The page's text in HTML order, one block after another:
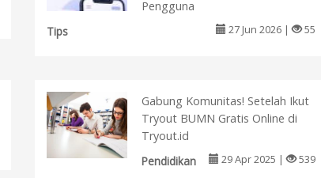
Pengguna
Tips
27 Jun 2026 | 55
Gabung Komunitas! Setelah Ikut
Tryout BUMN Gratis Online di
Tryout.id
Pendidikan
29 Apr 2025 | 539